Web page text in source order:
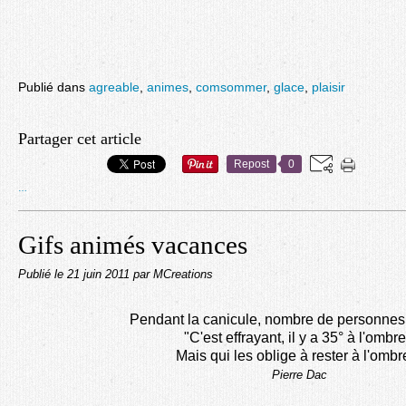
Publié dans agreable animes comsommer, glace plaisir
Partager cet article
Repost 0
Gifs animés vacances
Publié le 21 juin 2011 par MCreations
Pendant la canicule, nombre de
"C'est effrayant, il y a 35° à
Mais qui les oblige à rester à
Pierre Dac